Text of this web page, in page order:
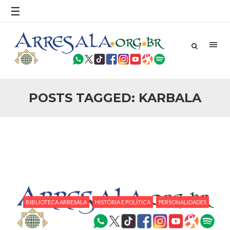
☰
POSTS TAGGED: KARBALA
do terrorismo não
25 DE SETEMBRO DE 2010
Necessárias Considerações Sobre o
Conflito
Por: Ahmed Ismail Introdução O presente artigo resume as
Em nome de Deus, O Clemente, O Misericordioso! O Centro
Islâmico no Brasil parabeniza a nação islâmica pela chegada
no ano novo muçulmano de 1435 Hejrita. Desejamos a
todos os irmãos e irmãs um novo
BIBLIOTECA ARRESALA HISTÓRIA E POLÍTICA PERSONALIDADES